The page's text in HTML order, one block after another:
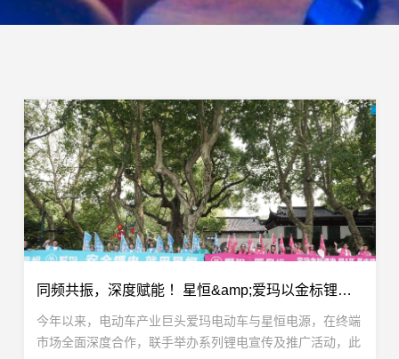
同频共振，深度赋能 ！星恒&amp;爱玛以金标锂电，打赢旺季市场
今年以来，电动车产业巨头爱玛电动车与星恒电源，在终端
市场全面深度合作，联手举办系列锂电宣传及推广活动，此